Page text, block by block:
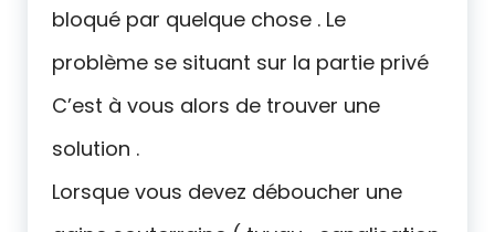
bloqué par quelque chose . Le
problème se situant sur la partie privé
C’est à vous alors de trouver une
solution .
Lorsque vous devez déboucher une